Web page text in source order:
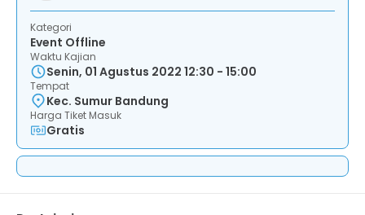
Kategori
Event Offline
Waktu Kajian
Senin, 01 Agustus 2022 12:30 - 15:00
Tempat
Kec. Sumur Bandung
Harga Tiket Masuk
Gratis